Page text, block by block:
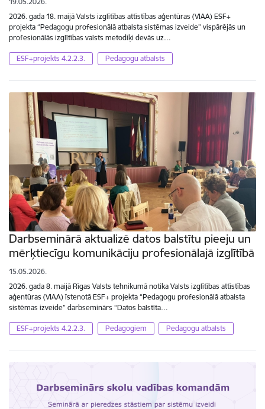
2026. gada 18. maijā Valsts izglītības attīstības aģentūras (VIAA) ESF+
projekta “Pedagogu profesionālā atbalsta sistēmas izveide” vispārējās un
profesionālās izglītības valsts metodiķi devās uz…
ESF+projekts 4.2.2.3. Pedagogu atbalsts
Darbseminārā aktualizē datos balstītu pieeju un
mērķtiecīgu komunikāciju profesionālajā izglītībā
15.05.2026.
2026. gada 8. maijā Rīgas Valsts tehnikumā notika Valsts izglītības attīstības
aģentūras (VIAA) īstenotā ESF+ projekta “Pedagogu profesionālā atbalsta
sistēmas izveide” darbseminārs “Datos balstīta…
ESF+projekts 4.2.2.3. Pedagogiem Pedagogu atbalsts